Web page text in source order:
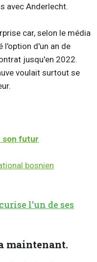
avec Anderlecht.
car, selon le média
l'option d'un an de
jusqu'en 2022.
voulait surtout se
son futur
bosnien
l'un de ses
maintenant.